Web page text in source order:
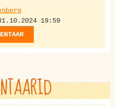
19:59